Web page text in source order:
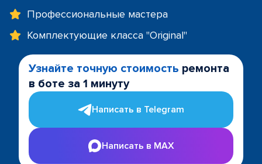
Профессиональные мастера
Комплектующие класса "Original"
Узнайте точную стоимость ремонта
в боте за 1 минуту
Написать в Telegram
Написать в MAX